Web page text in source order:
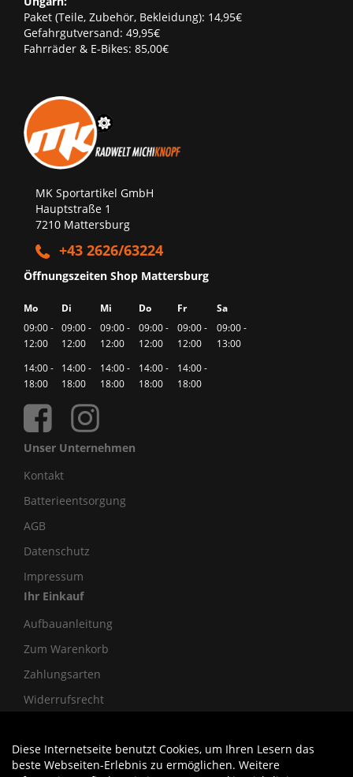
Paket (Teile, Zubehör, Bekleidung): 14,95€
Gefahrgutversand: 49,95€
Fahrräder & E-Bikes: 85,00€
MK Sportartikel GmbH
Hauptstraße 1
7210 Mattersburg
+43 2626/63224
Öffnungszeiten Shop Mattersburg
Mo Di Mi Do Fr
Sa
09:00 -
12:00
09:00 -
12:00
09:00 -
12:00
09:00 -
12:00
09:00 -
12:00
09:00 -
13:00
14:00 -
18:00
14:00 -
18:00
14:00 -
18:00
14:00 -
18:00
14:00 -
18:00
Unser Unternehmen
Kontakt
Batterieentsorgung
AGB
Datenschutz
Impressum
Ihr Einkauf
Aufbauanleitung
Zum Warenkorb
Zahlungsarten
Widerrufsrecht
Diese Internetseite benutzt Cookies, um Ihren Lesern das
beste Webseiten-Erlebnis zu ermöglichen. Weitere
Auftrag widerrufen